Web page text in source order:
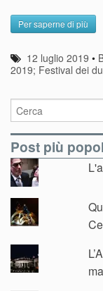
Per saperne di più
12 luglio 2019 •
2019; Festival dei
Post più